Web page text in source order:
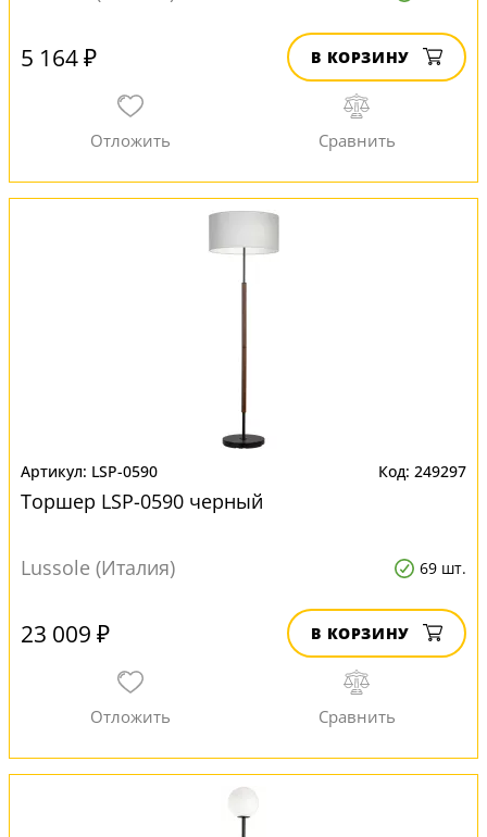
5 164 ₽ В КОРЗИНУ
LSP-0590 249297
Торшер LSP-0590 черный
Lussole (Италия) 69 шт.
23 009 ₽ В КОРЗИНУ